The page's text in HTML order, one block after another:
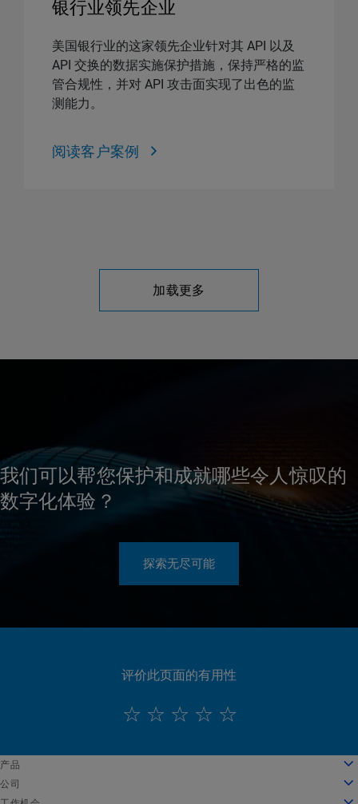
银行业领先企业
美国银行业的这家领先企业针对其 API 以及
API 交换的数据实施保护措施，保持严格的监
管合规性，并对 API 攻击面实现了出色的监
测能力。
阅读客户案例
加载更多
我们可以帮您保护和成就哪些令人惊叹的
数字化体验？
探索无尽可能
评价此页面的有用性
产品
云计算
安全性
公司
关于我们
Deutsch
Español